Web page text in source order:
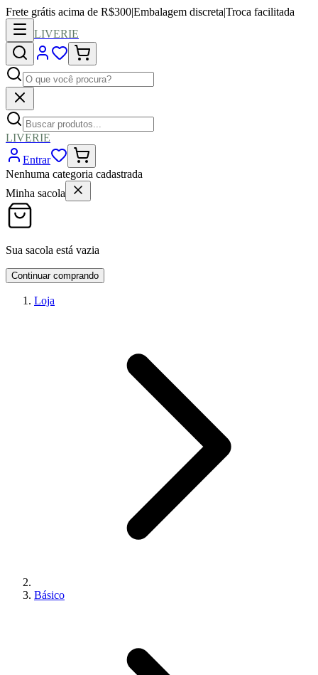
Frete grátis acima de R$300|Embalagem discreta|Troca facilitada
LIVERIE
LIVERIE
Entrar
Nenhuma categoria cadastrada
Minha sacola
Sua sacola está vazia
Continuar comprando
Loja
Básico